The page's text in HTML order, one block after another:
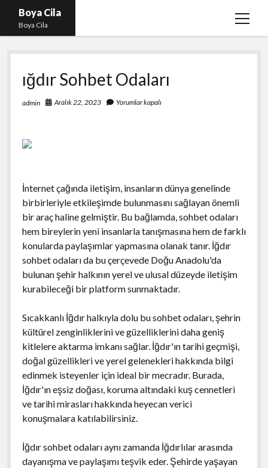
Boya Cila
Boya Cila
menüyü
En İyi Tiktok Takipçi Hilesi
Liste
Parasız Instagram Türk Takipçi Hilesi
Shorts Abone Arttırma Hilesi Parasız
ığdır Sohbet Odaları
admin Aralık 22, 2023 Yorumlar kapalı
İnternet çağında iletişim, insanların dünya genelinde
birbirleriyle etkileşimde bulunmasını sağlayan önemli
bir araç haline gelmiştir. Bu bağlamda, sohbet odaları
hem bireylerin yeni insanlarla tanışmasına hem de farklı
konularda paylaşımlar yapmasına olanak tanır. İğdır
sohbet odaları da bu çerçevede Doğu Anadolu'da
bulunan şehir halkının yerel ve ulusal düzeyde iletişim
kurabileceği bir platform sunmaktadır.
Sıcakkanlı İğdır halkıyla dolu bu sohbet odaları, şehrin
kültürel zenginliklerini ve güzelliklerini daha geniş
kitlelere aktarma imkanı sağlar. İğdır'ın tarihi geçmişi,
doğal güzellikleri ve yerel gelenekleri hakkında bilgi
edinmek isteyenler için ideal bir mecradır. Burada,
İğdır'ın eşsiz doğası, koruma altındaki kuş cennetleri
ve tarihi mirasları hakkında heyecan verici
konuşmalara katılabilirsiniz.
İğdır sohbet odaları aynı zamanda İğdırlılar arasında
dayanışma ve paylaşımı teşvik eder. Şehirde yaşayan